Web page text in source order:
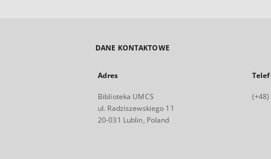
DANE KONTAKTOWE
Adres
Biblioteka UMCS
ul. Radziszewskiego 11
20-031 Lublin, Poland